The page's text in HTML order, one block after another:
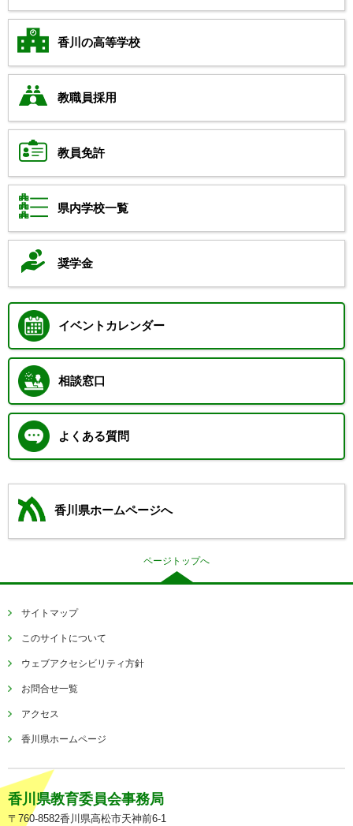
香川の高等学校
教職員採用
教員免許
県内学校一覧
奨学金
イベントカレンダー
相談窓口
よくある質問
香川県ホームページへ
ページトップへ
サイトマップ
このサイトについて
ウェブアクセシビリティ方針
お問合せ一覧
アクセス
香川県ホームページ
香川県教育委員会事務局
〒760-8582香川県高松市天神前6-1